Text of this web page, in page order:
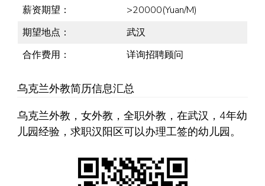
薪资期望：
>20000(Yuan/M)
期望地点：
武汉
合作费用：
详询招聘顾问
乌克兰外教简历信息汇总
乌克兰外教，女外教，全职外教，在武汉，4年幼
儿园经验，求职汉阳区可以办理工签的幼儿园。